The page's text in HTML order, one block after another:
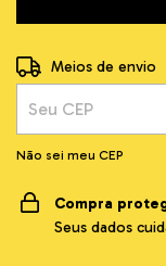
Entregas para o CEP:
Meios de envio
Não sei meu CEP
Compra
Seus dados